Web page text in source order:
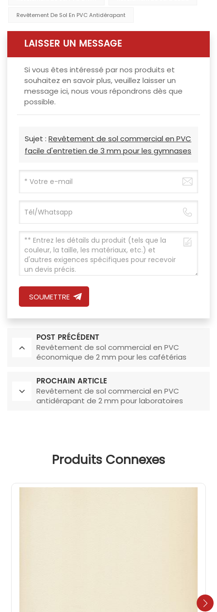
Revêtement De Sol En PVC Antidérapant
LAISSER UN MESSAGE
Si vous êtes intéressé par nos produits et
souhaitez en savoir plus, veuillez laisser un
message ici, nous vous répondrons dès que
possible.
Sujet : Revêtement de sol commercial en PVC
facile d'entretien de 3 mm pour les gymnases
SOUMETTRE
POST PRÉCÉDENT
Revêtement de sol commercial en PVC
économique de 2 mm pour les cafétérias
PROCHAIN ARTICLE
Revêtement de sol commercial en PVC
antidérapant de 2 mm pour laboratoires
Produits Connexes